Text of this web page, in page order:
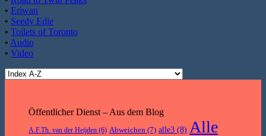
• Eriwan
• Seedy Edie
• Toilets of Toronto
• Audio
• Video
Öffentlicher Dienst – Aus dem Blog
A.F.Th. van der Heijden (6) Abweichen (7) alle3 (8) Alle